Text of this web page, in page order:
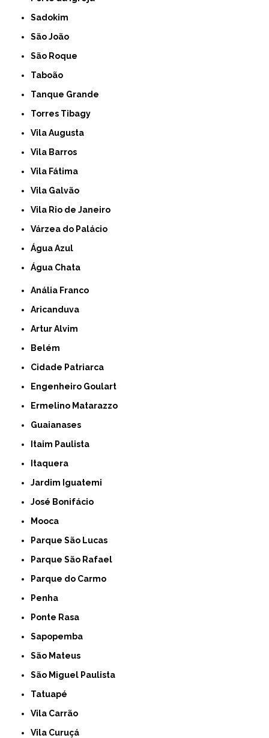
Sadokim
São João
São Roque
Taboão
Tanque Grande
Torres Tibagy
Vila Augusta
Vila Barros
Vila Fátima
Vila Galvão
Vila Rio de Janeiro
Várzea do Palácio
Água Azul
Água Chata
Anália Franco
Aricanduva
Artur Alvim
Belém
Cidade Patriarca
Engenheiro Goulart
Ermelino Matarazzo
Guaianases
Itaim Paulista
Itaquera
Jardim Iguatemi
José Bonifácio
Mooca
Parque São Lucas
Parque São Rafael
Parque do Carmo
Penha
Ponte Rasa
Sapopemba
São Mateus
São Miguel Paulista
Tatuapé
Vila Carrão
Vila Curuçá